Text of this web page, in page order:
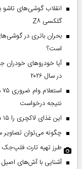
انقلاب گوشی‌های
گلکسی Z۸
است؟
آیا خودروهای
در سال ۲۰۲۶
نتیجه درخواست
این غذای لاکچری را ۱۵ دقیقه‌ای آماده کنید
چگونه می‌توان
طرز تهیه تارت فلپ‌جک
آشنایی با آش‌های